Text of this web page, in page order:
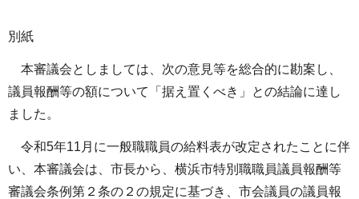
別紙
本審議会としましては、次の意見等を総合的に勘案し、
議員報酬等の額について「据え置くべき」との結論に達し
ました。
令和5年11月に一般職職員の給料表が改定されたことに伴
い、本審議会は、市長から、横浜市特別職職員議員報酬等
審議会条例第２条の２の規定に基づき、市会議員の議員報